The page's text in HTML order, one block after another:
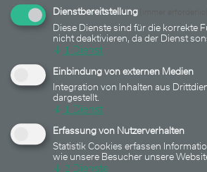
Dienstbereitstellung
Diese Dienste sind für die korrekte
nicht deaktivieren, da der Dienst
↓ 1 Dienst
Einbindung von externen Medien
Integration von Inhalten aus
dargestellt.
↓ 1 Dienst
Erfassung von Nutzerverhalten
Statistik Cookies erfassen
wie unsere Besucher unsere
↓ 2 Dienste